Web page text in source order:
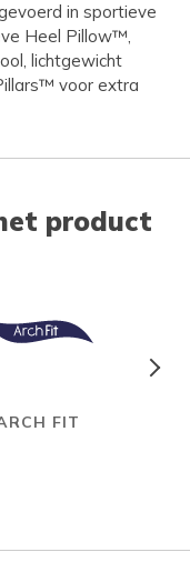
in sportieve
Heel Pillow™,
lichtgewicht
voor extra
product
FIT